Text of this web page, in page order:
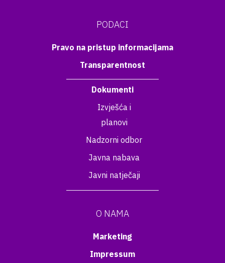
PODACI
Pravo na pristup informacijama
Transparentnost
Dokumenti
Izvješća i
planovi
Nadzorni odbor
Javna nabava
Javni natječaji
O NAMA
Marketing
Impressum